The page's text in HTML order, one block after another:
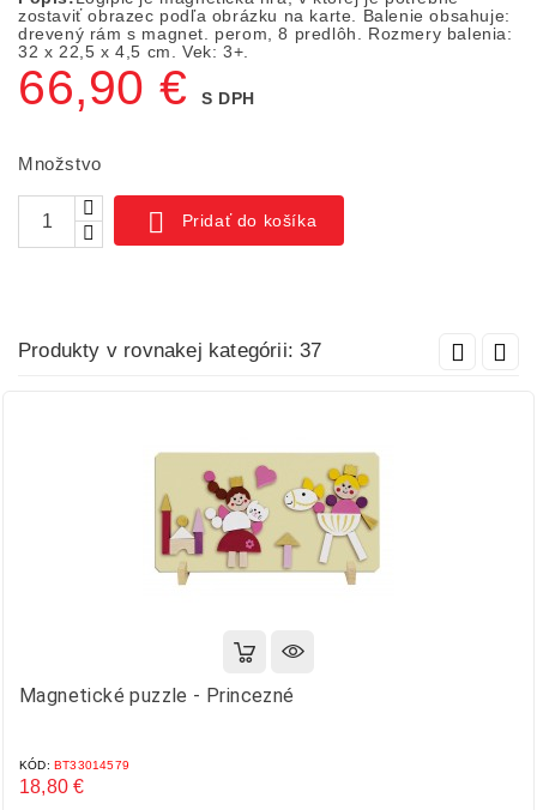
zostaviť obrazec podľa obrázku na karte. Balenie obsahuje:
drevený rám s magnet. perom, 8 predlôh. Rozmery balenia:
32 x 22,5 x 4,5 cm. Vek: 3+.
66,90 € S DPH
Množstvo
 Pridať do košíka
Produkty v rovnakej kategórii: 37
Magnetické puzzle - Princezné
KÓD: BT33014579
18,80 €